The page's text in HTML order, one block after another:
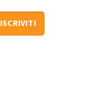
ISCRIVITI